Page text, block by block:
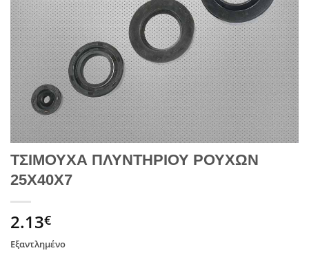
ΤΣΙΜΟΥΧΑ ΠΛΥΝΤΗΡΙΟΥ ΡΟΥΧΩΝ
25Χ40Χ7
2.13€
Εξαντλημένο